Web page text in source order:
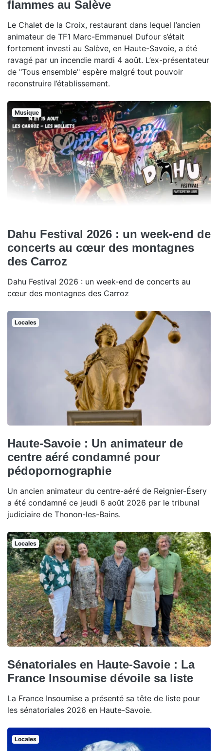
flammes au Salève
Le Chalet de la Croix, restaurant dans lequel l’ancien
animateur de TF1 Marc-Emmanuel Dufour s’était
fortement investi au Salève, en Haute-Savoie, a été
ravagé par un incendie mardi 4 août. L’ex-présentateur
de "Tous ensemble" espère malgré tout pouvoir
reconstruire l’établissement.
Musique
Dahu Festival 2026 : un week-end de
concerts au cœur des montagnes
des Carroz
Dahu Festival 2026 : un week-end de concerts au
cœur des montagnes des Carroz
Locales
Haute-Savoie : Un animateur de
centre aéré condamné pour
pédopornographie
Un ancien animateur du centre-aéré de Reignier-Ésery
a été condamné ce jeudi 6 août 2026 par le tribunal
judiciaire de Thonon-les-Bains.
Locales
Sénatoriales en Haute-Savoie : La
France Insoumise dévoile sa liste
La France Insoumise a présenté sa tête de liste pour
les sénatoriales 2026 en Haute-Savoie.
Locales